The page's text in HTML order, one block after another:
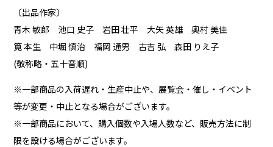
〔出品作家〕
青木 敏郎 池口 史子 岩田 壮平 大矢 英雄 奥村 美佳
筧 本生 中堀 慎治 福岡 通男 古吉 弘 森田 りえ子
(敬称略・五十音順)
※一部商品の入荷遅れ・生産中止や、展覧会・催し・イベント
等が変更・中止となる場合がございます。
※一部商品において、購入個数や入場人数など、販売方法に制
限を設ける場合がございます。